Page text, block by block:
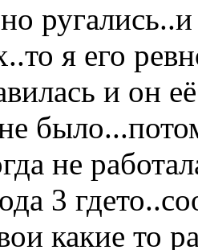
я его
и он
не
3
какие то